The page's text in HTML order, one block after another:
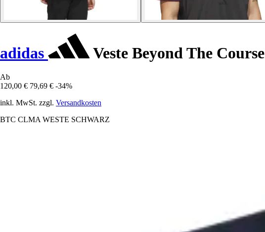
adidas Veste Beyond The Course
Ab
120,00 € 79,69 € -34%
inkl. MwSt. zzgl. Versandkosten
BTC CLMA WESTE SCHWARZ